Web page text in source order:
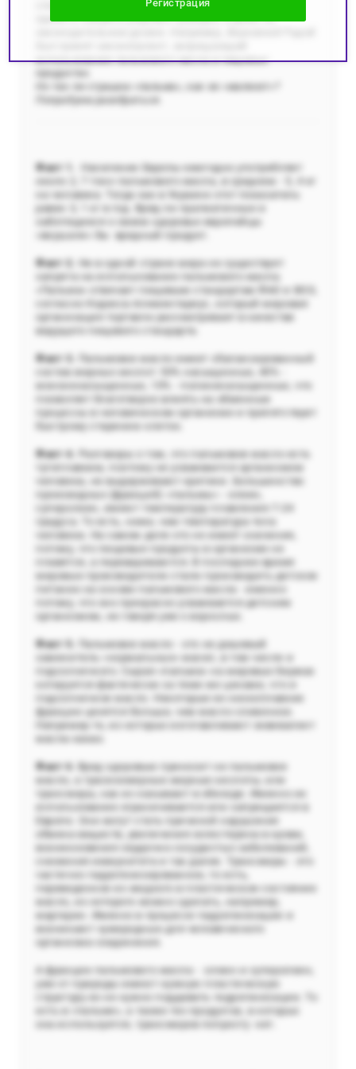
Регистрация
споров и обсуждения в разных кругах: и среди, как
принято говорить рядовых граждан, и даже на
использование пальмового масла в пищевых
продуктах.
Но так ли страшна «пальма», как ее «малюют»?
Попробуем разобраться.
Факт 1.
Население Европы ежегодно употребляет
около 2, 7 тонн пальмового масла, в среднем - 5, 4 кг
на человека. Тогда как в Украине этот показатель
равен 3, 1 кг в год. Вряд ли прагматичные и
заботящиеся о своем здоровье европейцы
«вкушали» бы вредный продукт.
Факт 2.
Ни в одной стране мира не существует
запрета на использование пальмового масла.
«Пальма» отвечает пищевым стандартам ФАО и ВОЗ,
согласно Кодекса Алиментариус, который мировая
организация торговли рассматривает в качестве
ведущего пищевого стандарта.
Факт 3.
Пальмовое масло имеет сбалансированный
состав жирных кислот: 50% насыщенных, 40% -
мононенасыщенных, 10% - полиненасыщенных, что
позволяет благотворно влиять на обменные
процессы в человеческом организме и препятствует
быстрому старению клеток.
Факт 4.
Разговоры о том, что пальмовое масло есть
тугоплавким, поэтому не усваивается организмом
человека, не выдерживают критики. Большинство
производных (фракций) «пальмы» - олеин,
суперолеин, имеют температуру плавления 7-24
градуса. То есть, ниже, чем температура тела
человека. На самом деле это не имеет значения,
потому, что пищевые продукты в организме не
плавятся, а перевариваются. В последнее время
мировые производители стали производить детское
питание на основе пальмового масла - именно
потому, что оно прекрасно усваивается детским
организмом, не говоря уже о взрослых.
Факт 5.
Пальмовое масло - это не дешевый
заменитель «нормальных» масел, в том числе и
подсолнечного. Сырая «пальма» на мировых биржах
котируется фактически за теми же ценами, что и
подсолнечное масло. Некоторые ее низкоплавкие
фракции ценятся больше, чем масло сливочное.
Например те, из которых изготавливают эквивалент
масла-какао.
Факт 6 . Вред здоровью приносит не пальмовое
масло, а трасизомерные жирные кислоты, или
трансжиры, как их называют в обиходе. Именно их
использование ограничивается или запрещается в
Европе. Они могут стать причиной нарушения
обмена веществ, увеличения холестерина в крови,
возникновения сердечно-сосудистых заболеваний,
снижения иммунитета и так далее. Трансжиры - это
частично гидрогенизированное, то есть,
переведенное из жидкого в пластическое состояние
масло, из которого можно сделать, например,
маргарин. Именно в процессе гидрогенизации и
возникают чужеродные для человеческого
организма соединения.
А фракции пальмового масла - олеин и суперолеин,
уже от природы имеют нужную пластическую
структуру их не нужно поддавать гидрогенизации. То
есть в «пальме», а также тех продуктах, в которых
она используется, трансжиров попросту нет.